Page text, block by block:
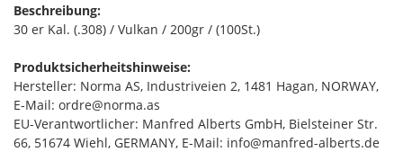
Beschreibung:
30 er Kal. (.308) / Vulkan / 200gr / (100St.)
Produktsicherheitshinweise:
Hersteller: Norma AS, Industriveien 2, 1481 Hagan, NORWAY,
E-Mail: ordre@norma.as
EU-Verantwortlicher: Manfred Alberts GmbH, Bielsteiner Str.
66, 51674 Wiehl, GERMANY, E-Mail: info@manfred-alberts.de